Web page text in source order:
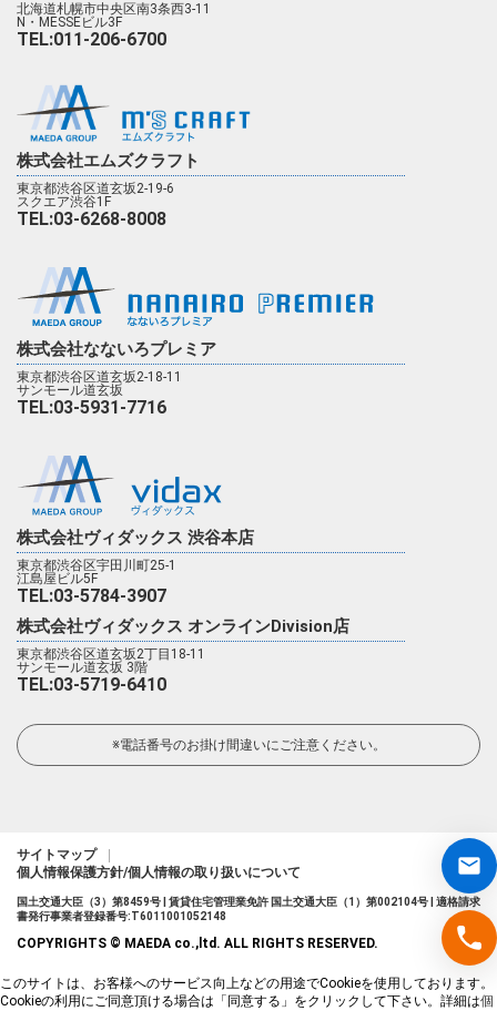
北海道札幌市中央区南3条西3-11
N・MESSEビル3F
TEL:011-206-6700
株式会社エムズクラフト
東京都渋谷区道玄坂2-19-6
スクエア渋谷1F
TEL:03-6268-8008
株式会社なないろプレミア
東京都渋谷区道玄坂2-18-11
サンモール道玄坂
TEL:03-5931-7716
株式会社ヴィダックス 渋谷本店
東京都渋谷区宇田川町25-1
江島屋ビル5F
TEL:03-5784-3907
株式会社ヴィダックス オンラインDivision店
東京都渋谷区道玄坂2丁目18-11
サンモール道玄坂 3階
TEL:03-5719-6410
※電話番号のお掛け間違いにご注意ください。
サイトマップ
個人情報保護方針/個人情報の取り扱いについて
国土交通大臣（3）第8459号 | 賃貸住宅管理業免許 国土交通大臣（1）第002104号 | 適格請求
書発行事業者登録番号:T6011001052148
COPYRIGHTS © MAEDA co.,ltd. ALL RIGHTS RESERVED.
このサイトは、お客様へのサービス向上などの用途でCookieを使用しております。
Cookieの利用にご同意頂ける場合は「同意する」をクリックして下さい。詳細は個